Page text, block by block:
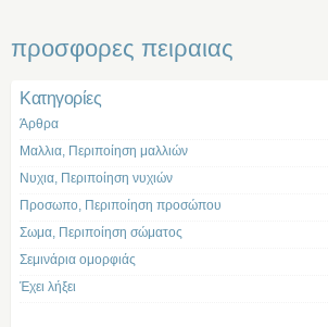
προσφορες πειραιας
Kατηγορίες
Άρθρα
Μαλλια, Περιποίηση μαλλιών
Νυχια, Περιποίηση νυχιών
Προσωπο, Περιποίηση προσώπου
Σωμα, Περιποίηση σώματος
Σεμινάρια ομορφιάς
Έχει λήξει